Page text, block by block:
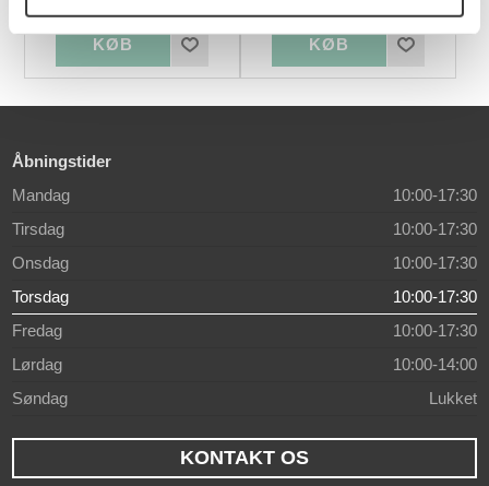
Åbningstider
Mandag
10:00-17:30
Tirsdag
10:00-17:30
Onsdag
10:00-17:30
Torsdag
10:00-17:30
Fredag
10:00-17:30
Lørdag
10:00-14:00
Søndag
Lukket
KONTAKT OS